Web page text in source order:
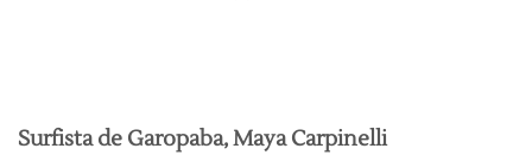
Surfista de Garopaba, Maya Carpinelli